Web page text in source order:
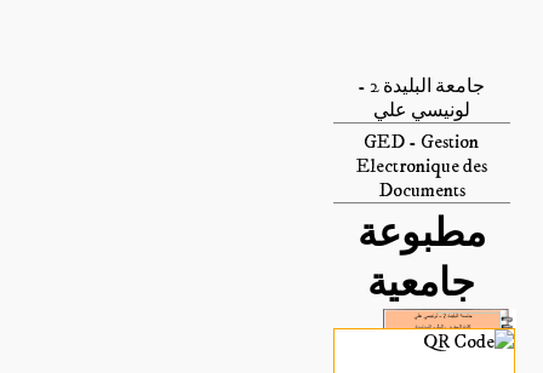
جامعة البليدة 2 -
لونيسي علي
GED - Gestion
Electronique des
Documents
مطبوعة
جامعية